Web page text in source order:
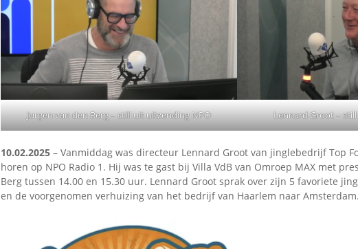
Jurgen van den Berg – still uit uitzending NPO Lennard Groot –
10.02.2025 – Vanmiddag was directeur Lennard Groot van jinglebedrijf Top
horen op NPO Radio 1. Hij was te gast bij Villa VdB van Omroep MAX met
Berg tussen 14.00 en 15.30 uur. Lennard Groot sprak over zijn 5 favoriete
en de voorgenomen verhuizing van het bedrijf van Haarlem naar Amsterdam.